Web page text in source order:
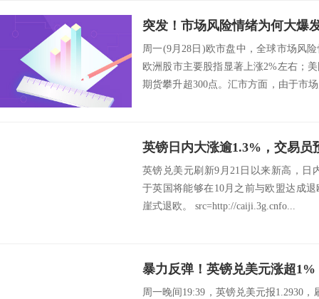
周一(9月28日)欧市盘中，全球市场风
欧洲股市主要股指显著上涨2%左右；
期货攀升超300点。汇市方面，由于市
英镑兑美元刷新9月21日以来新高，日
于英国将能够在10月之前与欧盟达成
崖式退欧。 src=http://caiji.3g.cnfo...
暴力反弹！英镑兑美元涨超1%
周一晚间19:39，英镑兑美元报